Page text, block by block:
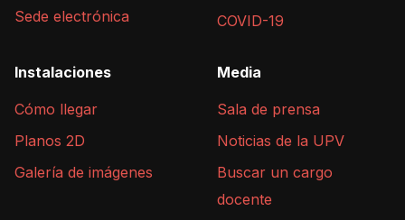
Sede electrónica
COVID-19
Instalaciones
Cómo llegar
Planos 2D
Galería de imágenes
Media
Sala de prensa
Noticias de la UPV
Buscar un cargo
docente